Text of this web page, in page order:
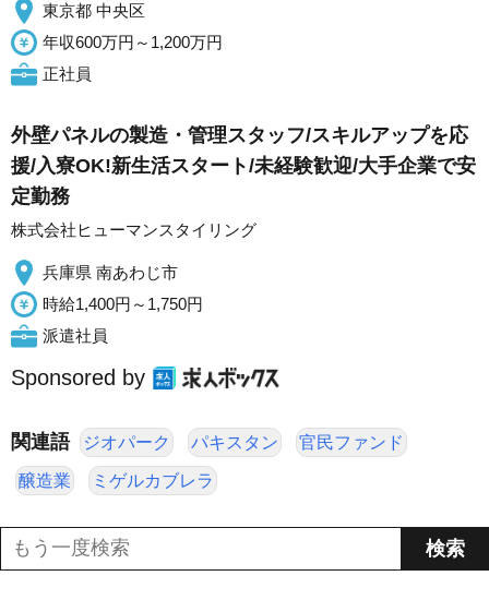
東京都 中央区
年収600万円～1,200万円
正社員
外壁パネルの製造・管理スタッフ/スキルアップを応
援/入寮OK!新生活スタート/未経験歓迎/大手企業で安
定勤務
株式会社ヒューマンスタイリング
兵庫県 南あわじ市
時給1,400円～1,750円
派遣社員
Sponsored by
関連語 ジオパーク パキスタン 官民ファンド
醸造業 ミゲルカブレラ